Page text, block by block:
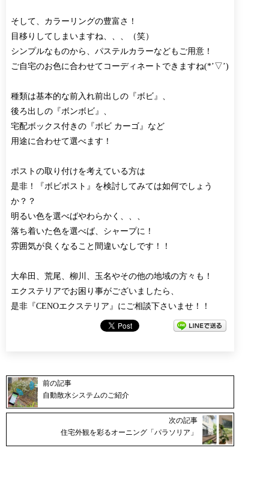
そして、カラーリングの豊富さ！
目移りしてしまいますね、、、（笑）
シンプルなものから、パステルカラーなどもご用意！
ご自宅のお色に合わせてコーディネートできますね(*’▽’)
種類は基本的な前入れ前出しの『ボビ』、
後ろ出しの『ボンボビ』、
宅配ボックス付きの『ボビ カーゴ』など
用途に合わせて選べます！
ポストの取り付けを考えている方は
是非！『ボビポスト』を検討してみては如何でしょう
か？？
明るい色を選べばやわらかく、、、
落ち着いた色を選べば、シャープに！
雰囲気が良くなること間違いなしです！！
大牟田、荒尾、柳川、玉名やその他の地域の方々も！
エクステリアでお困り事がございましたら、
是非『CENOエクステリア』にご相談下さいませ！！
前の記事
自動散水システムのご紹介
次の記事
住宅外観を彩るオーニング「パラソリア」